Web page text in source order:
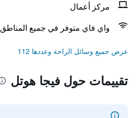
مركز أعمال
واي فاي متوفر في جميع المناطق
عرض جميع وسائل الراحة وعددها 112
تقييمات حول فيجا هوتل